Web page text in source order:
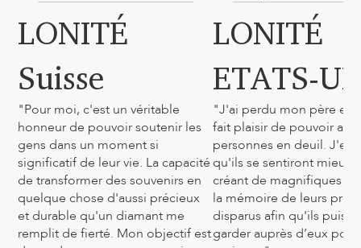
LONITÉ
Suisse
"Pour moi, c'est un véritable
honneur de pouvoir soutenir les
gens dans un moment si
significatif de leur vie. La capacité
de transformer des souvenirs en
quelque chose d'aussi précieux
et durable qu'un diamant me
remplit de fierté. Mon objectif est
LONITÉ
ETATS-
"J'ai perdu mon père et
fait plaisir de pouvoir
personnes en deuil.
qu'ils se sentiront mieux
créant de magnifiques
la mémoire de leurs
disparus afin qu'ils
garder auprès d’eux pour